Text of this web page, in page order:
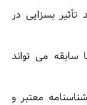
تأثیر بسزایی در
سابقه می تواند
معتبر و